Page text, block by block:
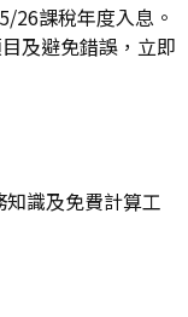
26課稅年度入息。
及避免錯誤，立即
識及免費計算工